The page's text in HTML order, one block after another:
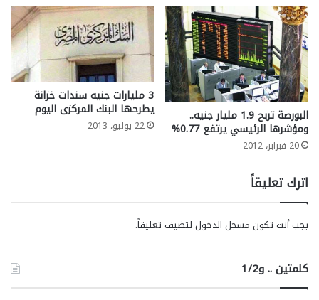
البورصة تربح 1.9 مليار جنيه..
ومؤشرها الرئيسي يرتفع 0.77%
20 فبراير، 2012
3 مليارات جنيه سندات خزانة
يطرحها البنك المركزى اليوم
22 يوليو، 2013
اترك تعليقاً
يجب أنت تكون مسجل الدخول لتضيف تعليقاً.
كلمتين .. و1/2